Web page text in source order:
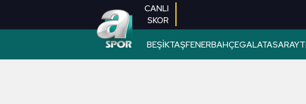
CANLI
SKOR
BEŞİKTAŞFENERBAHÇEGALATASARAY